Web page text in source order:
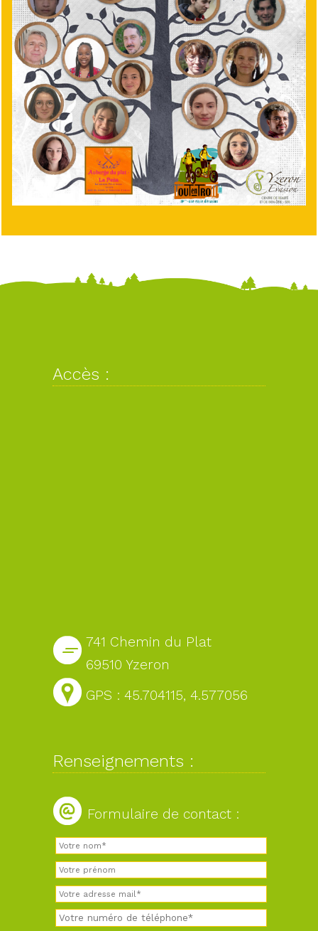
Accès :
741 Chemin du Plat
69510 Yzeron
GPS : 45.704115, 4.577056
Renseignements :
Formulaire de contact :